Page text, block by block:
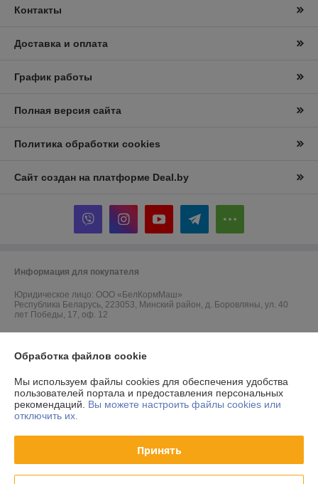
Контакты
Доставка и оплата
График работы
Полная версия сайта
Политика обработки cookies
Сайт создан на платформе Deal.by
Информация для покупателя
Юридическое лицо: ООО «БелКормМаш»
Республика Беларусь, 223053, Минский район, д. Боровляны, ул. 40
лет Победы, 17, оф. 12
УНП: 691836680
Регистрационный орган: Минский райисполком
Дата регистрации компании: 19.07.2017
Обработка файлов cookie
Мы используем файлы cookies для обеспечения удобства
пользователей портала и предоставления персональных
рекомендаций. Вы можете настроить файлы cookies или
отключить их.
Принять